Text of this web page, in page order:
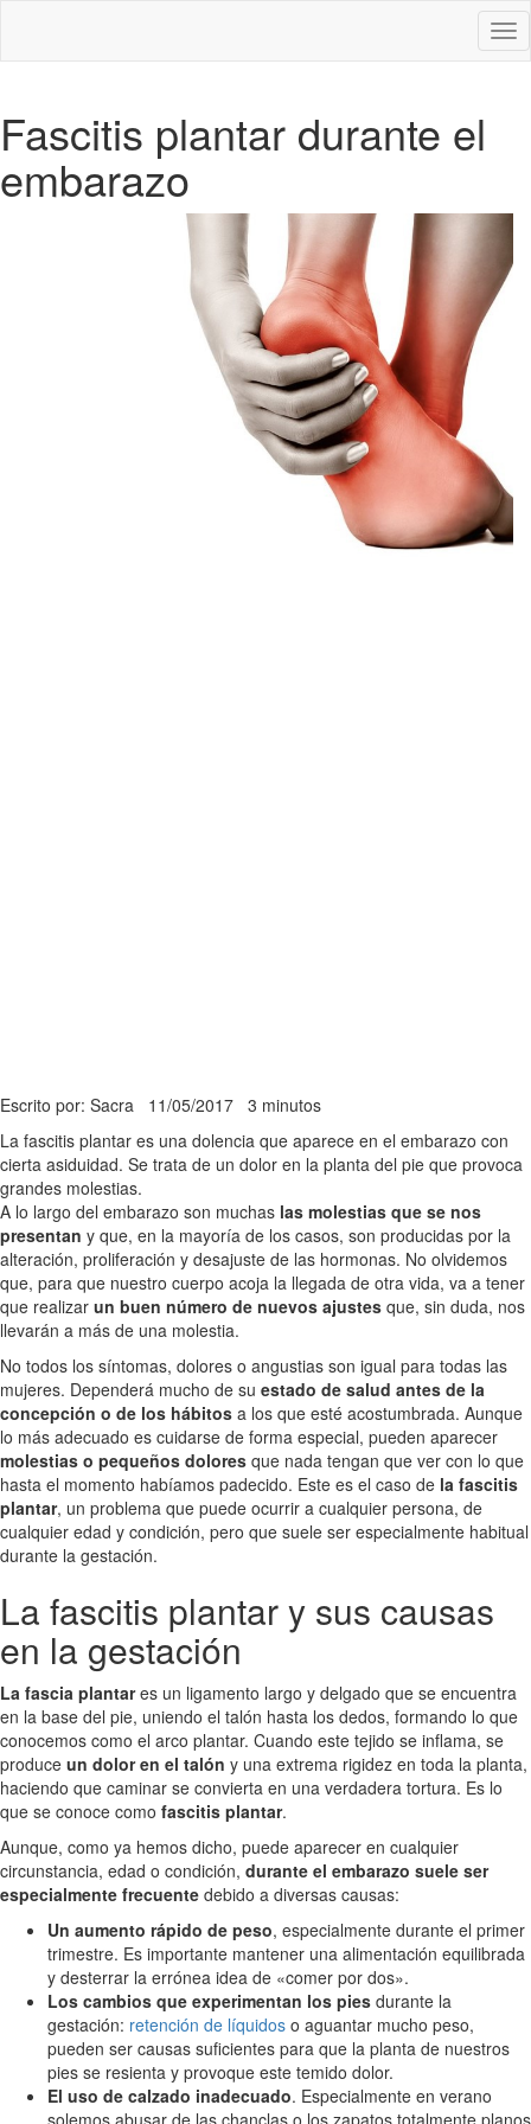
Fascitis plantar durante el
embarazo
Escrito por: Sacra 11/05/2017 3 minutos
La fascitis plantar es una dolencia que aparece en el embarazo con
cierta asiduidad. Se trata de un dolor en la planta del pie que provoca
grandes molestias.
A lo largo del embarazo son muchas las molestias que se nos
presentan y que, en la mayoría de los casos, son producidas por la
alteración, proliferación y desajuste de las hormonas. No olvidemos
que, para que nuestro cuerpo acoja la llegada de otra vida, va a tener
que realizar un buen número de nuevos ajustes que, sin duda, nos
llevarán a más de una molestia.
No todos los síntomas, dolores o angustias son igual para todas las
mujeres. Dependerá mucho de su estado de salud antes de la
concepción o de los hábitos a los que esté acostumbrada. Aunque
lo más adecuado es cuidarse de forma especial, pueden aparecer
molestias o pequeños dolores que nada tengan que ver con lo que
hasta el momento habíamos padecido. Este es el caso de la fascitis
plantar, un problema que puede ocurrir a cualquier persona, de
cualquier edad y condición, pero que suele ser especialmente habitual
durante la gestación.
La fascitis plantar y sus causas
en la gestación
La fascia plantares un ligamento largo y delgado que se encuentra
en la base del pie, uniendo el talón hasta los dedos, formando lo que
conocemos como el arco plantar. Cuando este tejido se inflama, se
produce un dolor en el talón y una extrema rigidez en toda la planta,
haciendo que caminar se convierta en una verdadera tortura. Es lo
que se conoce como fascitis plantar.
Aunque, como ya hemos dicho, puede aparecer en cualquier
circunstancia, edad o condición, durante el embarazo suele ser
especialmente frecuente debido a diversas causas:
Un aumento rápido de peso, especialmente durante el primer
trimestre. Es importante mantener una alimentación equilibrada
y desterrar la errónea idea de «comer por dos».
Los cambios que experimentan los pies durante la
gestación: retención de líquidos o aguantar mucho peso,
pueden ser causas suficientes para que la planta de nuestros
pies se resienta y provoque este temido dolor.
El uso de calzado inadecuado. Especialmente en verano
solemos abusar de las chanclas o los zapatos totalmente planos